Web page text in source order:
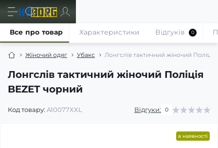
Жіночий одяг Убакс Лонгслів тактичний жіночий
Лонгслів тактичний жіночий Поліція
BEZET чорний
Код товару: A10077XXL Відгуки: 0
Все про товар Характеристики Відгуків 0
в наявності